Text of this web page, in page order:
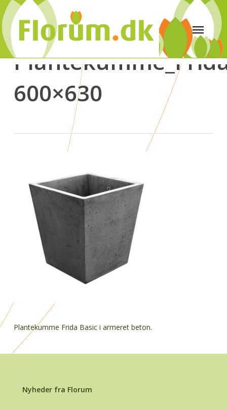
600×630
Plantekumme Frida Basic i armeret beton.
Nyheder fra Florum